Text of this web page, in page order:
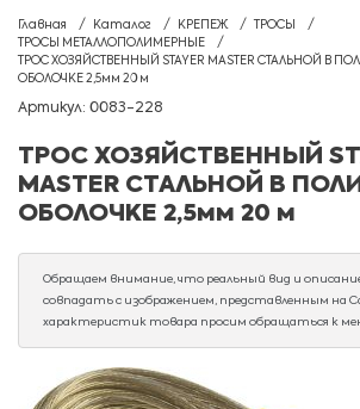
Главная Каталог КРЕПЕЖ
ТРОСЫ
ТРОСЫ МЕТАЛЛОПОЛИМЕРНЫЕ
ТРОС ХОЗЯЙСТВЕННЫЙ STAYER MASTER СТАЛЬНОЙ В
ОБОЛОЧКЕ 2,5мм 20 м
Артикул: 0083-228
ТРОС ХОЗЯЙСТВЕННЫЙ
MASTER СТАЛЬНОЙ В
ОБОЛОЧКЕ 2,5мм 20 м
Обращаем внимание, что реальный вид и
совпадать с изображением, представленным на
характеристик товара просим обращаться к